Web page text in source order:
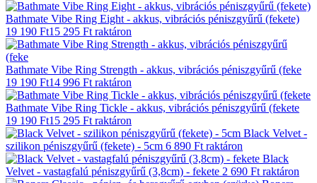
Bathmate Vibe Ring Eight - akkus, vibrációs péniszgyűrű (fekete)
19 190 Ft15 295 Ft raktáron
Bathmate Vibe Ring Strength - akkus, vibrációs péniszgyűrű (feke
19 190 Ft14 996 Ft raktáron
Bathmate Vibe Ring Tickle - akkus, vibrációs péniszgyűrű (fekete
19 190 Ft15 295 Ft raktáron
Black Velvet -
szilikon péniszgyűrű (fekete) - 5cm 6 890 Ft raktáron
Black
Velvet - vastagfalú péniszgyűrű (3,8cm) - fekete 2 690 Ft raktáron